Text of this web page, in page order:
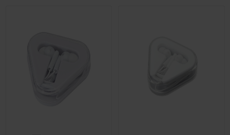
Auto & Veiligheid
Gezondheid & Verzorging